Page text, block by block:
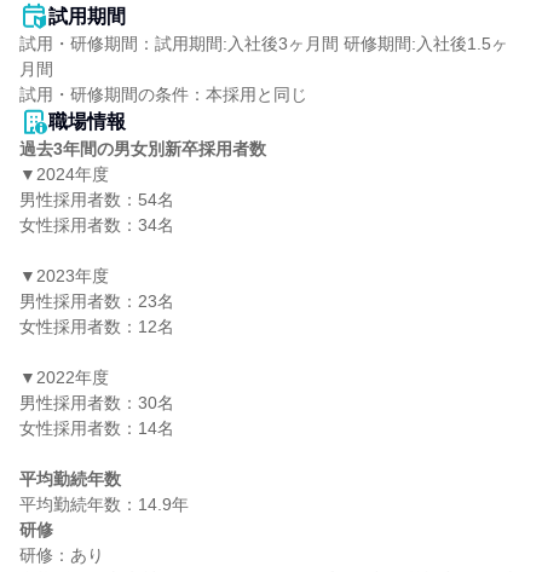
試用期間
試用・研修期間：試用期間:入社後3ヶ月間 研修期間:入社後1.5ヶ
月間
職場情報
過去3年間の男女別新卒採用者数
▼2024年度
男性採用者数：54名
女性採用者数：34名
▼2023年度
男性採用者数：23名
女性採用者数：12名
▼2022年度
男性採用者数：30名
女性採用者数：14名
平均勤続年数
研修
研修：あり